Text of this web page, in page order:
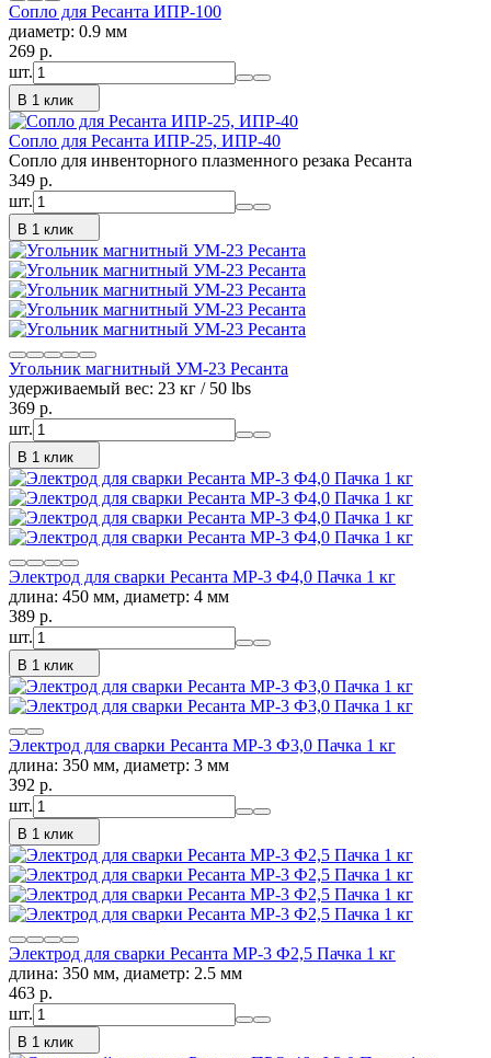
Сопло для Ресанта ИПР-100
диаметр: 0.9 мм
269 p.
шт.
В 1 клик
Сопло для Ресанта ИПР-25, ИПР-40
Сопло для инвенторного плазменного резака Ресанта
349 p.
шт.
В 1 клик
Угольник магнитный УМ-23 Ресанта
удерживаемый вес: 23 кг / 50 lbs
369 p.
шт.
В 1 клик
Электрод для сварки Ресанта МР-3 Ф4,0 Пачка 1 кг
длина: 450 мм, диаметр: 4 мм
389 p.
шт.
В 1 клик
Электрод для сварки Ресанта МР-3 Ф3,0 Пачка 1 кг
длина: 350 мм, диаметр: 3 мм
392 p.
шт.
В 1 клик
Электрод для сварки Ресанта МР-3 Ф2,5 Пачка 1 кг
длина: 350 мм, диаметр: 2.5 мм
463 p.
шт.
В 1 клик